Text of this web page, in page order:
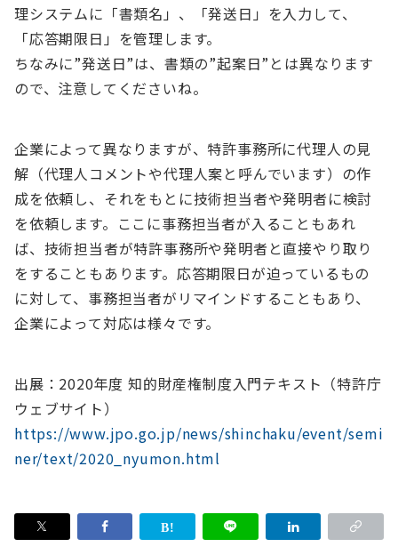
理システムに「書類名」、「発送日」を入力して、
「応答期限日」を管理します。
ちなみに”発送日”は、書類の”起案日”とは異なります
ので、注意してくださいね。
企業によって異なりますが、特許事務所に代理人の見
解（代理人コメントや代理人案と呼んでいます）の作
成を依頼し、それをもとに技術担当者や発明者に検討
を依頼します。ここに事務担当者が入ることもあれ
ば、技術担当者が特許事務所や発明者と直接やり取り
をすることもあります。応答期限日が迫っているもの
に対して、事務担当者がリマインドすることもあり、
企業によって対応は様々です。
出展：2020年度 知的財産権制度入門テキスト（特許庁
ウェブサイト）
https://www.jpo.go.jp/news/shinchaku/event/semi
ner/text/2020_nyumon.html